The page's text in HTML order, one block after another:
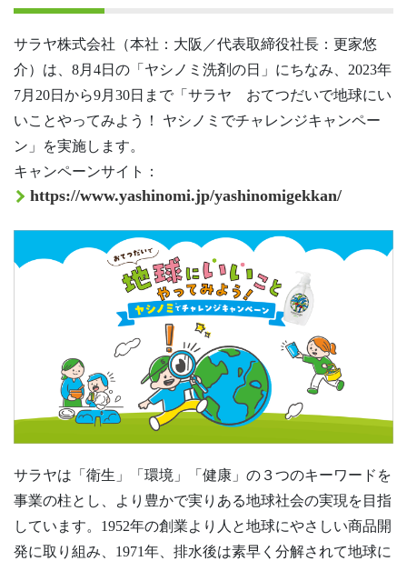
サラヤ株式会社（本社：大阪／代表取締役社長：更家悠
介）は、8月4日の「ヤシノミ洗剤の日」にちなみ、2023年
7月20日から9月30日まで「サラヤ おてつだいで地球にい
いことやってみよう！ ヤシノミでチャレンジキャンペー
ン」を実施します。
キャンペーンサイト：
https://www.yashinomi.jp/yashinomigekkan/
サラヤは「衛生」「環境」「健康」の３つのキーワードを
事業の柱とし、より豊かで実りある地球社会の実現を目指
しています。1952年の創業より人と地球にやさしい商品開
発に取り組み、1971年、排水後は素早く分解されて地球に